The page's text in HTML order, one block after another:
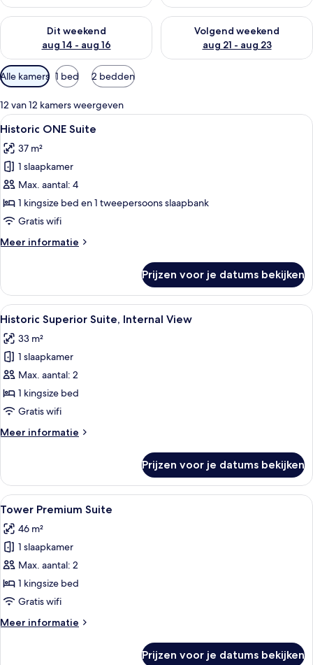
Dit weekend
aug 14 - aug 16
De beschikbaarheid controleren voor dit weekend aug 14 -
Volgend weekend
aug 21 - aug 23
De beschikbaarheid
Beschikbare
filters
voor
kamers
Alle kamers 1 bed 2 bedden
12 van 12 kamers weergeven
Alle
foto's
voor
Historic
ONE
Suite
laden
Een moderne hotelkamer met een
5
Historic ONE Suite
37 m²
1 slaapkamer
Max. aantal: 4
1 kingsize bed en 1 tweepersoons slaapbank
Gratis wifi
Meer informatie
Meer
ONE
Suite
Prijzen voor je datums bekijken
Alle
foto's
voor
Historic
Superior
Suite,
Internal
laden
Een hotelkamer met een groot bed,
6
Historic Superior Suite, Internal View
33 m²
1 slaapkamer
Max. aantal: 2
1 kingsize bed
Gratis wifi
Meer informatie
Meer
Superior
Suite,
Internal
Prijzen voor je datums bekijken
Alle
foto's
voor
Tower
Premium
Suite
laden
Een moderne hotelkamer met
5
Tower Premium Suite
46 m²
1 slaapkamer
Max. aantal: 2
1 kingsize bed
Gratis wifi
Meer informatie
Meer
Prijzen voor je datums bekijken